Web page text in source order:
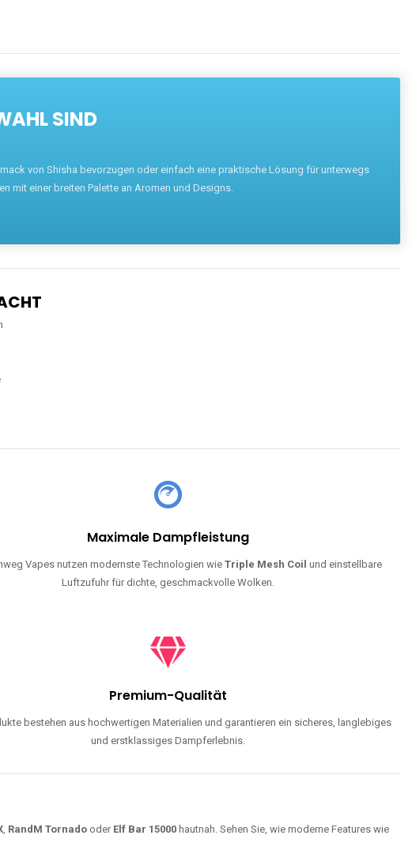
SIND
von Shisha bevorzugen oder einfach eine praktische Lösung für unterwegs
mit einer breiten Palette an Aromen und Designs.
Maximale Dampfleistung
Vapes nutzen modernste Technologien wieTriple Mesh Coil und einstellbare
Luftzufuhr für dichte, geschmackvolle Wolken.
Premium-Qualität
bestehen aus hochwertigen Materialien und garantieren ein sicheres, langlebiges
und erstklassiges Dampferlebnis.
, RandM Tornado oder Elf Bar 15000 hautnah. Sehen Sie, wie moderne Features wie